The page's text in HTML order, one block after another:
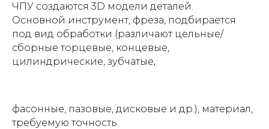
ЧПУ создаются 3D модели деталей.
Основной инструмент, фреза, подбирается
под вид обработки (различают цельные/
сборные торцевые, концевые,
цилиндрические, зубчатые,
фасонные, пазовые, дисковые и др.), материал,
требуемую точность.